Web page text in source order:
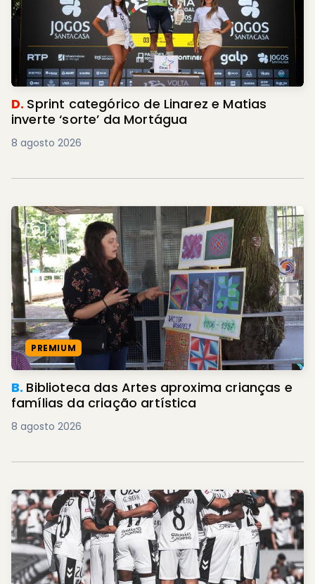
D. Sprint categórico de Linarez e Matias
inverte ‘sorte’ da Mortágua
8 agosto 2026
PREMIUM
B. Biblioteca das Artes aproxima crianças e
famílias da criação artística
8 agosto 2026